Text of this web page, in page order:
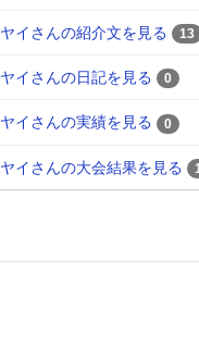
ヤイさんの紹介文を見る 13
ヤイさんの日記を見る 0
ヤイさんの実績を見る 0
ヤイさんの大会結果を見る